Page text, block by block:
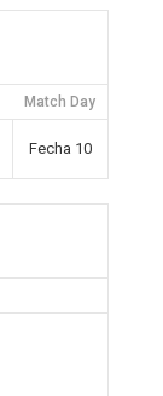
Match Day
Fecha 10